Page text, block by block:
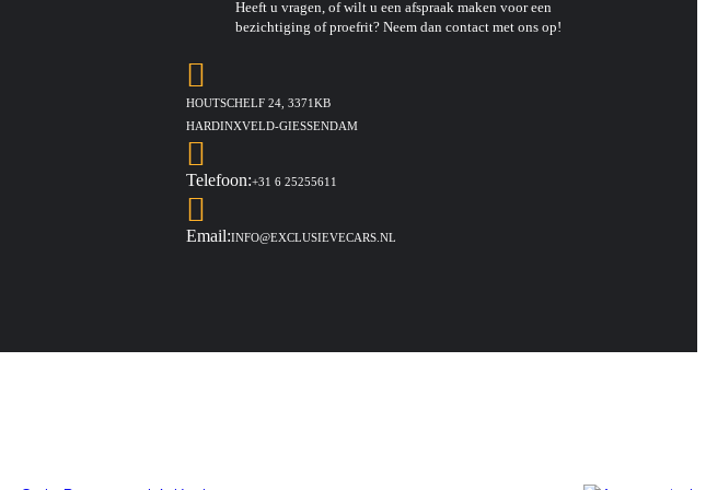
Heeft u vragen, of wilt u een afspraak maken voor een
bezichtiging of proefrit? Neem dan contact met ons op!
HOUTSCHELF 24, 3371KB
HARDINXVELD-GIESSENDAM
Telefoon:+31 6 25255611
Email:INFO@EXCLUSIEVECARS.NL